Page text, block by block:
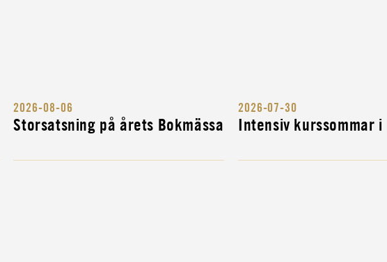
OCH...
2026-08-06
Storsatsning på årets Bokmässa
2026-07-30
Intensiv kurssommar